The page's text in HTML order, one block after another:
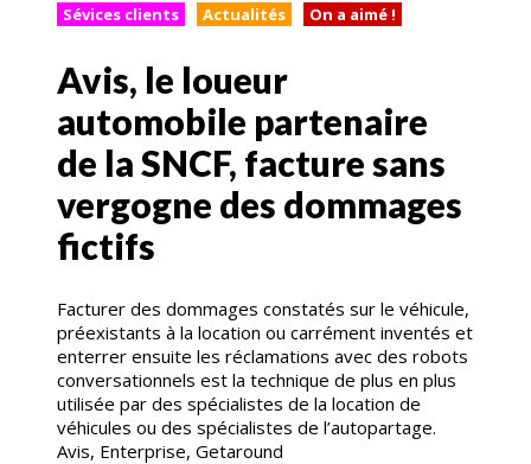
Sévices clients Actualités On a aimé !
Avis, le loueur
automobile partenaire
de la SNCF, facture sans
vergogne des dommages
fictifs
Facturer des dommages constatés sur le véhicule,
préexistants à la location ou carrément inventés et
enterrer ensuite les réclamations avec des robots
conversationnels est la technique de plus en plus
utilisée par des spécialistes de la location de
véhicules ou des spécialistes de l’autopartage.
Avis, Enterprise, Getaround